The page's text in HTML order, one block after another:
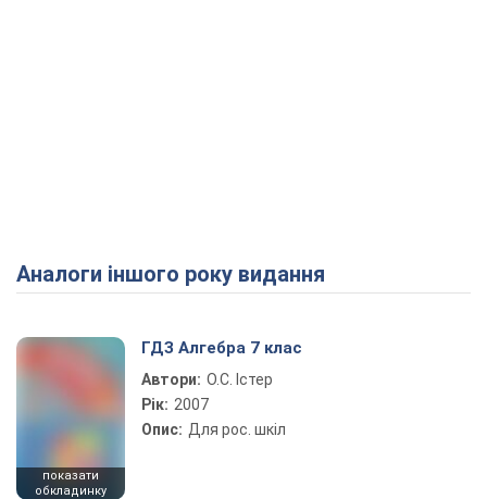
Аналоги іншого року видання
показати
обкладинку
ГДЗ Алгебра 7 клас
Автори: О.С. Істер
Рік: 2007
Опис: Для рос. шкіл